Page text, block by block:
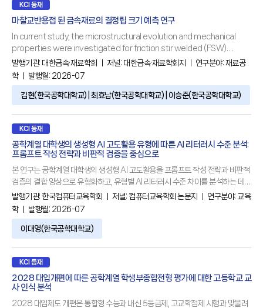
KCI 등재
마찰교반용접 된 금속재료의 결정립 크기 예측 연구
In current study, the microstructural evolution and mechanical
properties were investigated for friction stir welded (FSW)
metallic materials such as aluminum alloys (e.g., AA7075, AA7068)
and medium Mn steel through the Zener-Hollomon parameter
(Z). For three materials, an increase in the welding speed
발행기관: 대한금속·재료학회 ㅣ 저널: 대한금속·재료학회지 ㅣ 연구분야: 재료공
학
ㅣ 발행월: 2026-07
김현(한국공학대학교) | 최효남(한국공학대학교) | 이승준(한국공학대학교)
KCI 등재
공학계열 대학생의 생성형 AI 고도활용 유형에 따른 AI 리터러시 수준 분석:
프롬프트 작성 전략과 비판적 검증을 중심으로
본 연구는 공학계열 대학생의 생성형 AI 고도활용을 프롬프트 작성 전략과 비판적
검증의 결합 양상으로 유형화하고, 유형별 AI 리터러시 수준 차이를 분석하는 데
목적이 있다. 분석 결과, 공학계열 대학생은 비판적 검증보다 프롬프트 작성 전략
을 더 높은 수준(=2.745)으로 활용하고 있었다. 그리고 생성형 AI 고도활용에 대
한 유형화 결과 전반적 중저활용형, 고프롬프트-검증결핍형, 저프롬프트-검증우
세형, 전반적 고활용형의 네 개의 유형으로 도출되었다. 또한 이러한 유형에 따라
AI 리터러시 전체와 하위변인 수준 모두에서 유의한 차이가
발행기관: 한국컴퓨터교육학회 ㅣ 저널: 컴퓨터교육학회 논문지 ㅣ 연구분야: 교육
학
ㅣ 발행월: 2026-07
이대영(한국공학대학교)
KCI 등재
2028 대입개편에 따른 공학계열 학생부종합전형 평가에 대한 고등학교 교
사 인식 분석
2028 대입제도 개편은 통합형 수능과 내신 5등급제, 고교학점제 시행과 맞물려